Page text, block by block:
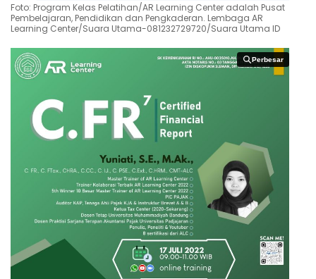
Foto: Program Kelas Pelatihan/AR Learning Center adalah Pusat
Pembelajaran, Pendidikan dan Pengkaderan. Lembaga AR
Learning Center/Suara Utama-081232729720/Suara Utama ID
Perbesar
Perbesar